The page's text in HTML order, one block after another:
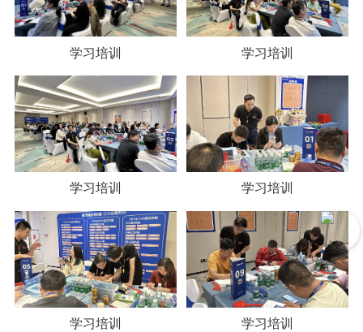
学习培训 学习培训
学习培训 学习培训
学习培训 学习培训